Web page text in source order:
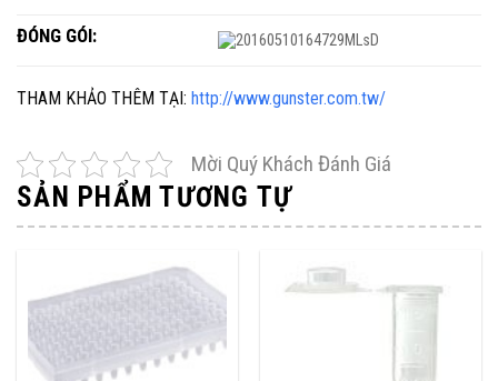
ĐÓNG GÓI:
THAM KHẢO THÊM TẠI: http://www.gunster.com.tw/
Mời Quý Khách Đánh Giá
SẢN PHẨM TƯƠNG TỰ